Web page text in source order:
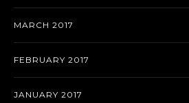
MARCH 2017
FEBRUARY 2017
JANUARY 2017